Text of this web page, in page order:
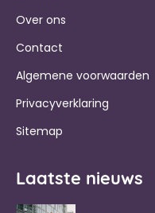
Over ons
Contact
Algemene voorwaarden
Privacyverklaring
Sitemap
Laatste nieuws